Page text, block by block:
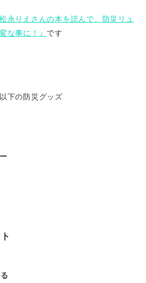
松永りえさんの本を読んで、防災リュ
な事に！』 です
下の防災グッズ